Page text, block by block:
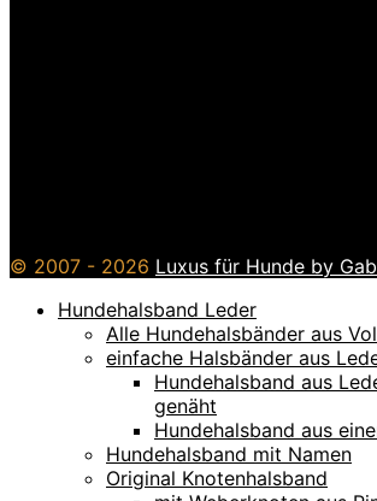
© 2007 - 2026 Luxus für Hunde by
Hundehalsband Leder
Alle Hundehalsbänder aus
einfache Halsbänder aus
Hundehalsband aus
genäht
Hundehalsband aus
Hundehalsband mit Namen
Original Knotenhalsband